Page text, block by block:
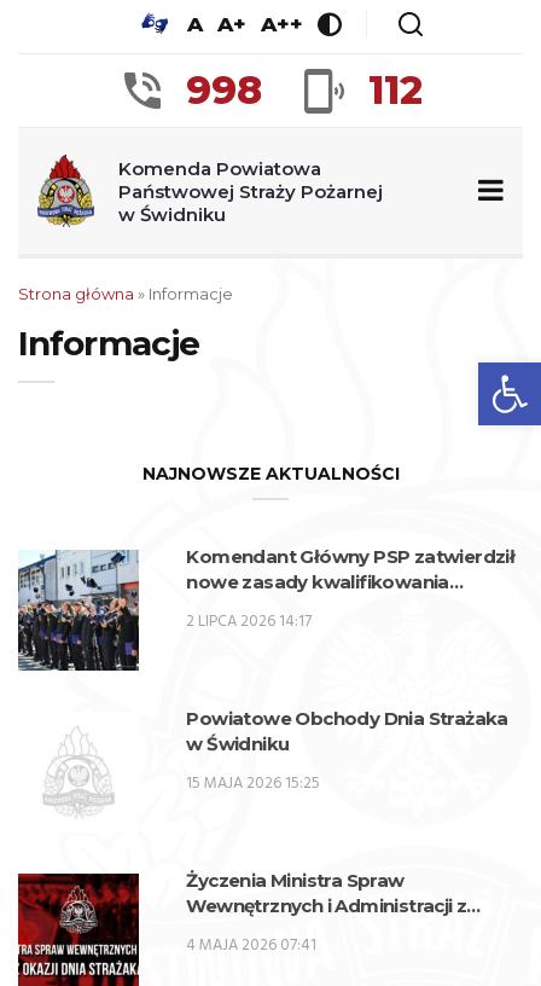
A A+ A++
998 112
Komenda Powiatowa
Państwowej Straży Pożarnej
w Świdniku
Strona główna » Informacje
Informacje
NAJNOWSZE AKTUALNOŚCI
Komendant Główny PSP zatwierdził
nowe zasady kwalifikowania
zawodowe w zawodzie technik
2 LIPCA 2026 14:17
Powiatowe Obchody Dnia Strażaka
w Świdniku
15 MAJA 2026 15:25
Życzenia Ministra Spraw
Wewnętrznych i Administracji z
4 MAJA 2026 07:41